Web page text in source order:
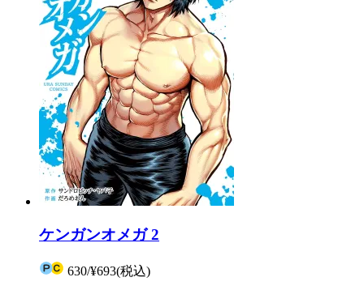
ケンガンオメガ 2
630/¥693(税込)